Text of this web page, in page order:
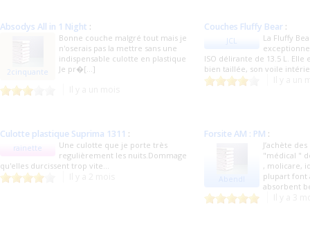
Absodys All in 1 Night :
2cinquante
Bonne couche malgré tout mais je
n'oserais pas la mettre sans une
indispensable culotte en plastique
Je pr�[...]
Couches Fluffy Bear :
JCL
La Fluffy
ISO délirante de 13.5 L.
bien taillée, son voile
Culotte plastique Suprima 1311 :
rainette
Une culotte que je porte très
regulièrement les nuits.Dommage
qu'elles durcissent trop vite...
Forsite AM : PM :
J’achète
"médical "
, molicare,
plupart font
absorbent